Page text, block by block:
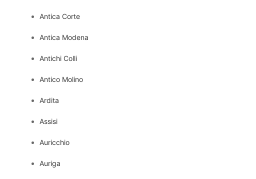
Antica Corte
Antica Modena
Antichi Colli
Antico Molino
Ardita
Assisi
Auricchio
Auriga